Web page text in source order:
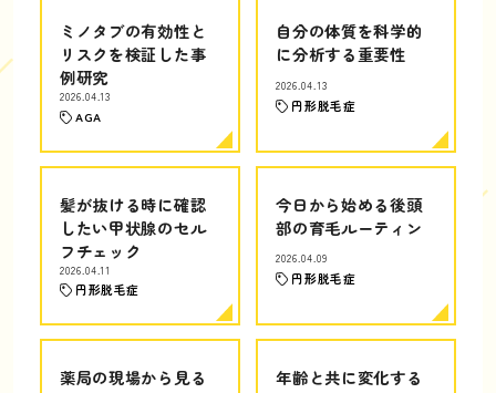
ミノタブの有効性と
リスクを検証した事
例研究
2026.04.13
AGA
自分の体質を科学的
に分析する重要性
2026.04.13
円形脱毛症
髪が抜ける時に確認
したい甲状腺のセル
フチェック
2026.04.11
円形脱毛症
今日から始める後頭
部の育毛ルーティン
2026.04.09
円形脱毛症
薬局の現場から見る
年齢と共に変化する